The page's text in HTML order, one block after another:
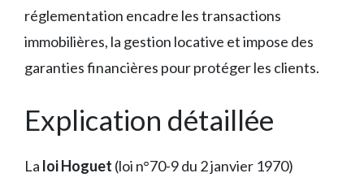
réglementation encadre les transactions
immobilières, la gestion locative et impose des
garanties financières pour protéger les clients.
Explication détaillée
La loi Hoguet (loi n°70-9 du 2 janvier 1970)